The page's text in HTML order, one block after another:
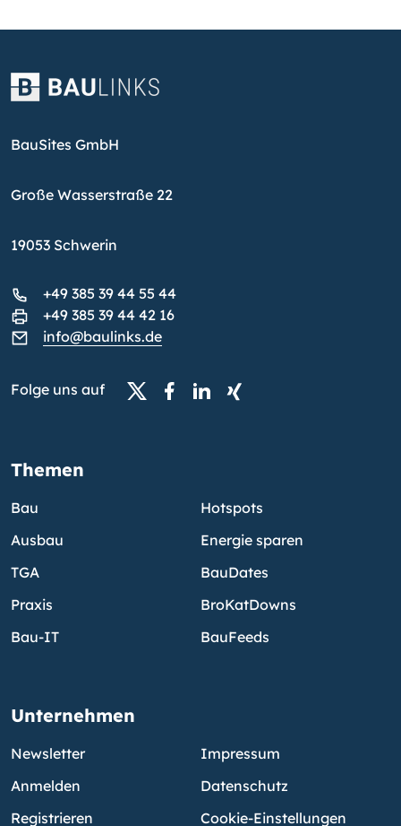
BauSites GmbH
Große Wasserstraße 22
19053 Schwerin
+49 385 39 44 55 44
+49 385 39 44 42 16
info@baulinks.de
Folge uns auf
Themen
Bau
Ausbau
TGA
Praxis
Bau-IT
Hotspots
Energie sparen
BauDates
BroKatDowns
BauFeeds
Unternehmen
Newsletter
Anmelden
Registrieren
Impressum
Datenschutz
Cookie-Einstellungen